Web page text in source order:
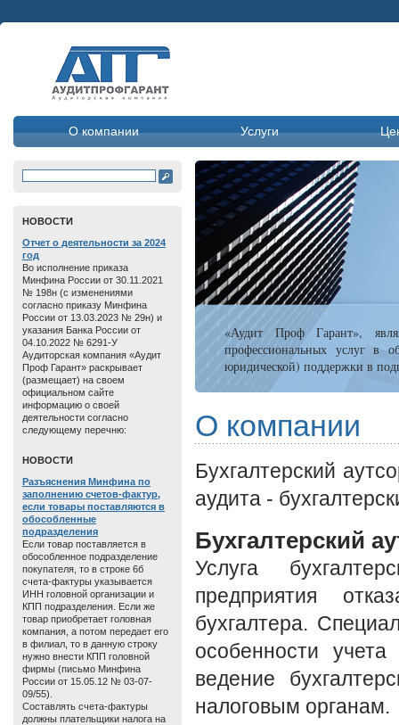
О компании Услуги
«Аудит Проф Гарант»,
профессиональных услуг в
юридической) поддержки в
О компании
Бухгалтерский
аудита -
Бухгалтерский
Услуга
предприятия
бухгалтера.
особенности
ведение
налоговым органам.
HОВОСТИ
Отчет о дeятельнoсти зa 2024
год
Во исполнение приказа
Минфина России от 30.11.2021
№ 198н (с изменениями
согласно приказу Минфина
России от 13.03.2023 № 29н) и
указания Банка России от
04.10.2022 № 6291-У
Аудиторская компания «Аудит
Проф Гарант» раскрывает
(размещает) на своем
официальном сайте
информацию о своей
деятельности согласно
следующему перечню:
HОВОСТИ
Разъяснения Минфина по
заполнению счетов-фактур,
если товары поставляются в
обособленные
подразделения
Если товар поставляется в
обособленное подразделение
покупателя, то в строке 6б
счета-фактуры указывается
ИНН головной организации и
КПП подразделения. Если же
товар приобретает головная
компания, а потом передает его
в филиал, то в данную строку
нужно внести КПП головной
фирмы (письмо Минфина
России от 15.05.12 № 03-07-
09/55).
Составлять счета-фактуры
должны плательщики налога на